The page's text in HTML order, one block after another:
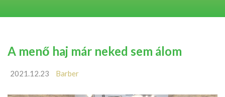
A menő haj már neked sem álom
2021.12.23 Barber